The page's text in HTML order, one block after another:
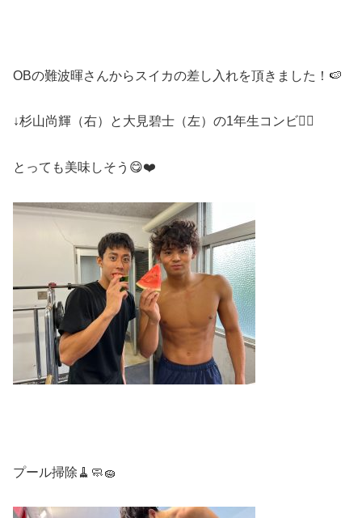
OBの難波暉さんからスイカの差し入れを頂きました！🍉
↓杉山尚輝（右）と大見碧士（左）の1年生コンビ👯‍♂️
とっても美味しそう😋❤️
プール掃除🧹🧼🧽